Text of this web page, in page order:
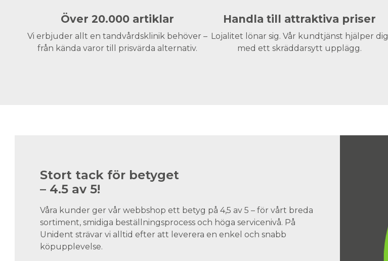
Över 20.000 artiklar
Vi erbjuder allt en tandvårdsklinik behöver –
från kända varor till prisvärda alternativ.
Handla till attraktiva priser
Lojalitet lönar sig. Vår kundtjänst hjälper dig
med ett skräddarsytt upplägg.
Stort tack för betyget
– 4.5 av 5!
Våra kunder ger vår webbshop ett betyg på 4,5 av 5 – för vårt breda
sortiment, smidiga beställningsprocess och höga servicenivå. På
Unident strävar vi alltid efter att leverera en enkel och snabb
köpupplevelse.